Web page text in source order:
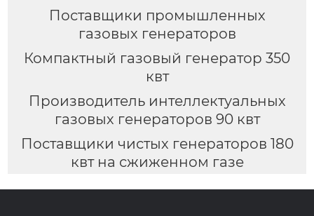
Поставщики промышленных
газовых генераторов
Компактный газовый генератор 350
квт
Производитель интеллектуальных
газовых генераторов 90 квт
Поставщики чистых генераторов 180
квт на сжиженном газе